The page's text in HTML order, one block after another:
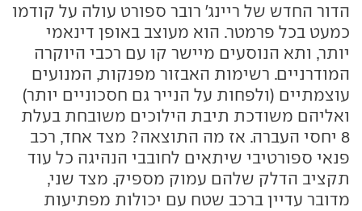
הדור החדש של ריינג' רובר ספורט עולה על קודמו
כמעט בכל פרמטר. הוא מעוצב באופן דינאמי
יותר, ותא הנוסעים מיישר קו עם רכבי היוקרה
המודרניים. רשימות האבזור מפנקות, המנועים
עוצמתיים (ולפחות על הנייר גם חסכוניים יותר)
ואליהם משודכת תיבת הילוכים משובחת בעלת
8 יחסי העברה. אז מה התוצאה? מצד אחד, רכב
פנאי ספורטיבי שיתאים לחובבי הנהיגה כל עוד
תקציב הדלק שלהם עמוק מספיק. מצד שני,
מדובר עדיין ברכב שטח עם יכולות מפתיעות